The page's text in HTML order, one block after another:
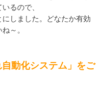
るので、
しました。どなたか有効
～。
動化システム」をご